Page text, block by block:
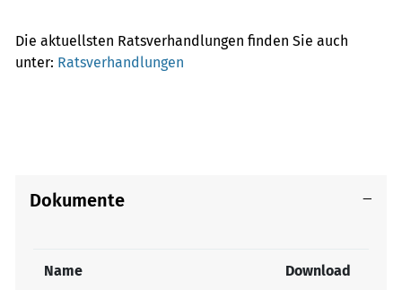
Die aktuellsten Ratsverhandlungen finden Sie auch
unter: Ratsverhandlungen
Dokumente
Name Download